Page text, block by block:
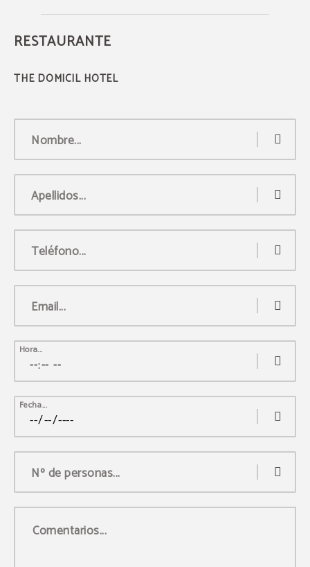
RESTAURANTE
Nombre...
Apellidos...
Teléfono...
Email...
Hora...
Fecha...
Nº de personas...
Comentarios...